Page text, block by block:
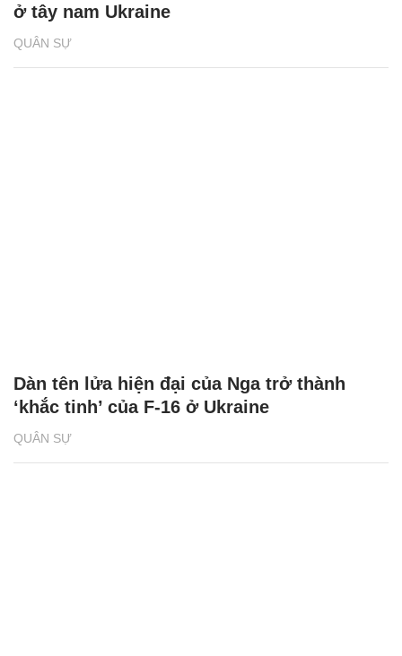
QUÂN SỰ
ở tây nam Ukraine
QUÂN SỰ
Dàn tên lửa hiện đại của Nga trở thành
‘khắc tinh’ của F-16 ở Ukraine